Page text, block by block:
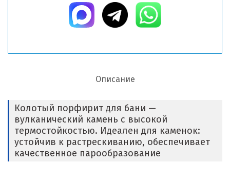
Описание
Колотый порфирит для бани —
вулканический камень с высокой
термостойкостью. Идеален для каменок:
устойчив к растрескиванию, обеспечивает
качественное парообразование